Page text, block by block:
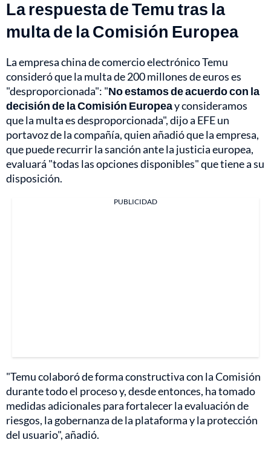
La respuesta de Temu tras la
multa de la Comisión Europea
La empresa china de comercio electrónico Temu
consideró que la multa de 200 millones de euros es
"desproporcionada": "No estamos de acuerdo con la
decisión de la Comisión Europeay consideramos
que la multa es desproporcionada", dijo a EFE un
portavoz de la compañía, quien añadió que la empresa,
que puede recurrir la sanción ante la justicia europea,
evaluará "todas las opciones disponibles" que tiene a su
disposición.
PUBLICIDAD
"Temu colaboró de forma constructiva con la Comisión
durante todo el proceso y, desde entonces, ha tomado
medidas adicionales para fortalecer la evaluación de
riesgos, la gobernanza de la plataforma y la protección
del usuario", añadió.